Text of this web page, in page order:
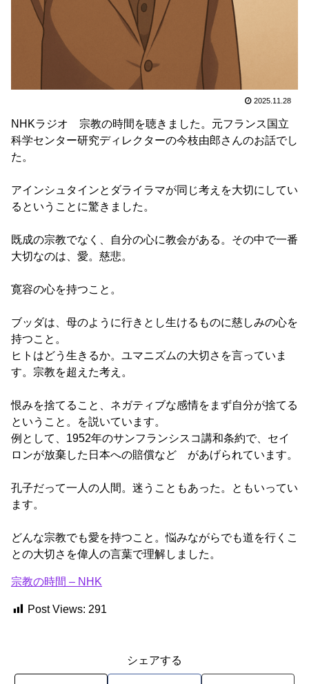
2025.11.28
NHKラジオ 宗教の時間を聴きました。元フランス国立
科学センター研究ディレクターの今枝由郎さんのお話でし
た。
アインシュタインとダライラマが同じ考えを大切にしてい
るということに驚きました。
既成の宗教でなく、自分の心に教会がある。その中で一番
大切なのは、愛。慈悲。
寛容の心を持つこと。
ブッダは、母のように行きとし生けるものに慈しみの心を
持つこと。
ヒトはどう生きるか。ユマニズムの大切さを言っていま
す。宗教を超えた考え。
恨みを捨てること、ネガティブな感情をまず自分が捨てる
ということ。を説いています。
例として、1952年のサンフランシスコ講和条約で、セイ
ロンが放棄した日本への賠償など があげられています。
孔子だって一人の人間。迷うこともあった。ともいってい
ます。
どんな宗教でも愛を持つこと。悩みながらでも道を行くこ
との大切さを偉人の言葉で理解しました。
宗教の時間 – NHK
Post Views: 291
シェアする